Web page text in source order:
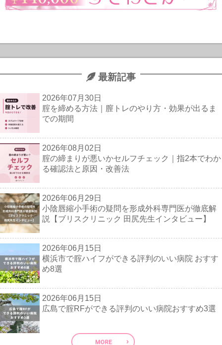
最新記事
2026年07月30日
腟を締める方法｜膣トレのやり方・効果が出るま
での期間
2026年08月02日
腟の締まりが悪いかセルフチェック｜指2本でわか
る確認法と原因・改善法
2026年06月29日
小陰唇縮小手術の疑問を形成外科専門医が徹底解
説【ブリスクリニック 田尻先生インタビュー】
2026年06月15日
横浜市で腟ハイフができる評判のいい病院 おすす
め8選
2026年06月15日
広島で腟RFができる評判のいい病院おすすめ3選